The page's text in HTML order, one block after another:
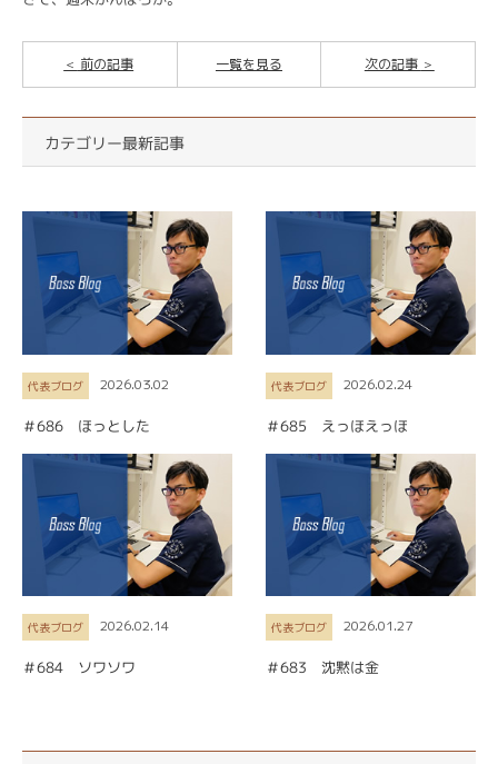
前の記事 次の記事
一覧を見る
カテゴリー最新記事
代表ブログ 2026.03.02
＃686 ほっとした
代表ブログ 2026.02.24
＃685 えっほえっほ
代表ブログ 2026.02.14
＃684 ソワソワ
代表ブログ 2026.01.27
＃683 沈黙は金